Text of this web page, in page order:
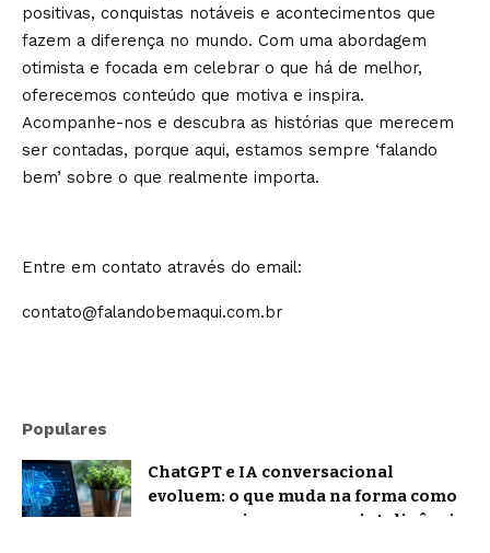
positivas, conquistas notáveis e acontecimentos que
fazem a diferença no mundo. Com uma abordagem
otimista e focada em celebrar o que há de melhor,
oferecemos conteúdo que motiva e inspira.
Acompanhe-nos e descubra as histórias que merecem
ser contadas, porque aqui, estamos sempre ‘falando
bem’ sobre o que realmente importa.
Entre em contato através do email:
contato@falandobemaqui.com.br
Populares
ChatGPT e IA conversacional
evoluem: o que muda na forma como
nos comunicamos com a inteligência